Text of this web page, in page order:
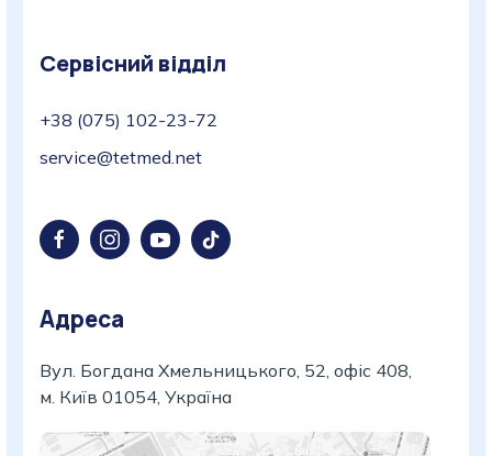
Сервісний відділ
+38 (075) 102-23-72
service@tetmed.net
Адреса
Вул. Богдана Хмельницького, 52, офіс 408,
м. Київ 01054, Україна